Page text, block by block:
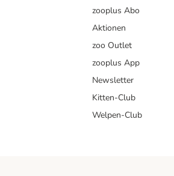
zooplus Abo
Aktionen
zoo Outlet
zooplus App
Newsletter
Kitten-Club
Welpen-Club